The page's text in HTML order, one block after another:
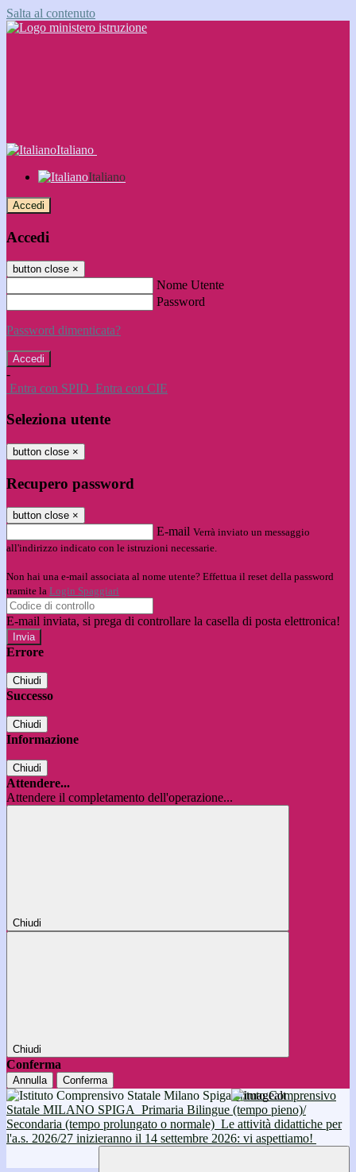
Salta al contenuto
Italiano
Italiano
Accedi
Accedi
button close ×
Nome Utente
Password
Password dimenticata?
-
Entra con SPID Entra con CIE
Seleziona utente
button close ×
Recupero password
button close ×
E-mail Verrà inviato un messaggio
all'indirizzo indicato con le istruzioni necessarie.
Non hai una e-mail associata al nome utente? Effettua il reset della password
tramite la Login Spaggiari
E-mail inviata, si prega di controllare la casella di posta elettronica!
Errore
Chiudi
Successo
Chiudi
Informazione
Chiudi
Attendere...
Attendere il completamento dell'operazione...
Chiudi
Chiudi
Conferma
Annulla Conferma
Istituto Comprensivo
Statale MILANO SPIGA Primaria Bilingue (tempo pieno)/
Secondaria (tempo prolungato o normale) Le attività didattiche per
l'a.s. 2026/27 inizieranno il 14 settembre 2026: vi aspettiamo!